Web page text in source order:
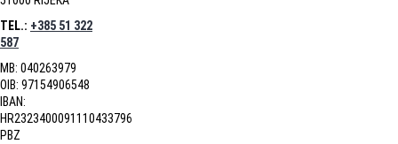
TEL.: +385 51 322
587
MB: 040263979
OIB: 97154906548
IBAN:
HR2323400091110433796
PBZ